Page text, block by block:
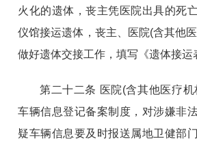
火化的遗体，丧主凭医院出具的死
仪馆接运遗体，丧主、医院(含其他
做好遗体交接工作，填写《遗体接运
第二十二条 医院(含其他医疗
车辆信息登记备案制度，对涉嫌非
疑车辆信息要及时报送属地卫健部